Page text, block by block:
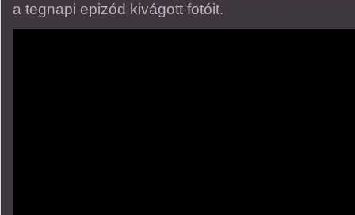
a tegnapi epizód kivágott fotóit.